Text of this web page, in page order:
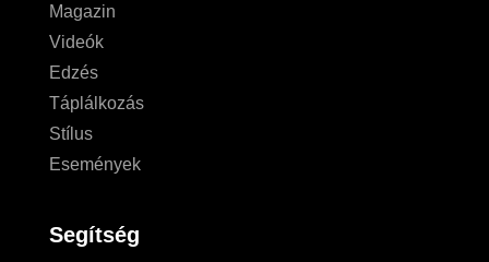
Magazin
Videók
Edzés
Táplálkozás
Stílus
Események
Segítség